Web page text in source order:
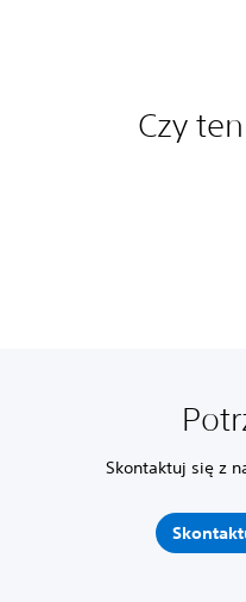
Czy
Skontaktuj się z